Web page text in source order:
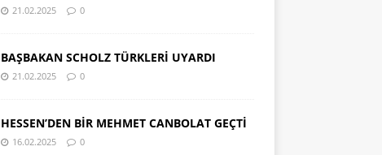
21.02.2025 0
BAŞBAKAN SCHOLZ TÜRKLERİ UYARDI
21.02.2025 0
HESSEN’DEN BİR MEHMET CANBOLAT GEÇTİ
16.02.2025 0